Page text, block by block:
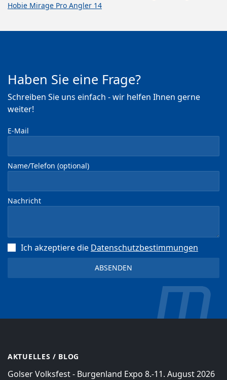
Hobie Mirage Pro Angler 14
Haben Sie eine Frage?
Schreiben Sie uns einfach - wir helfen Ihnen gerne
weiter!
E-Mail
Name/Telefon (optional)
Nachricht
Ich akzeptiere die Datenschutz­bestimmungen
AKTUELLES / BLOG
Golser Volksfest - Burgenland Expo 8.-11. August 2026